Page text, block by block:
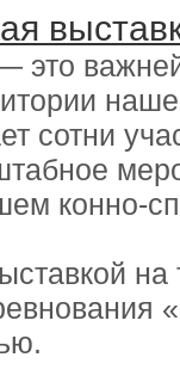
это
сотни
конно-
на